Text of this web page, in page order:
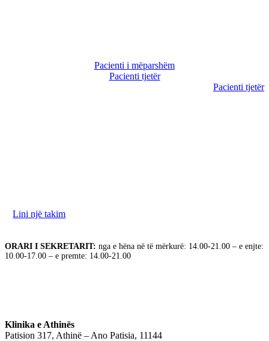
Pacienti i mëparshëm
Pacienti tjetër
Pacienti tjetër
Lini një takim
ORARI I SEKRETARIT: nga e hëna në të mërkurë: 14.00-21.00 – e enjte:
10.00-17.00 – e premte: 14.00-21.00
Klinika e Athinës
Patision 317, Athinë – Ano Patisia, 11144